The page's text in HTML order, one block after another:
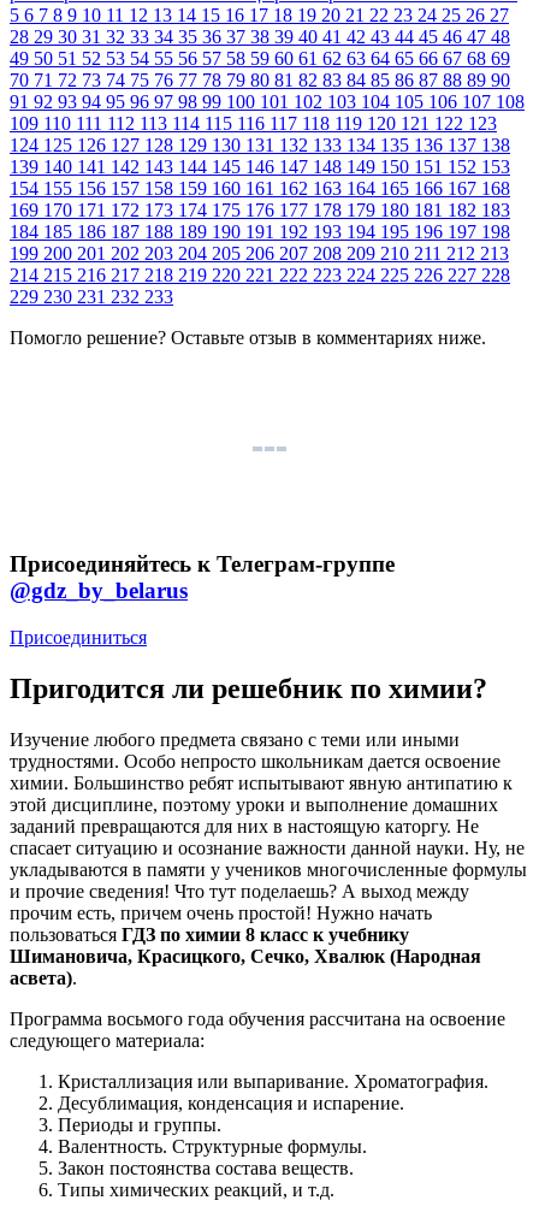
5 6 7 8 9 10 11 12 13 14 15 16 17 18 19 20 21 22 23 24 25 26 27
28 29 30 31 32 33 34 35 36 37 38 39 40 41 42 43 44 45 46 47 48
49 50 51 52 53 54 55 56 57 58 59 60 61 62 63 64 65 66 67 68 69
70 71 72 73 74 75 76 77 78 79 80 81 82 83 84 85 86 87 88 89 90
91 92 93 94 95 96 97 98 99 100 101 102 103 104 105 106 107 108
109 110 111 112 113 114 115 116 117 118 119 120 121 122 123
124 125 126 127 128 129 130 131 132 133 134 135 136 137 138
139 140 141 142 143 144 145 146 147 148 149 150 151 152 153
154 155 156 157 158 159 160 161 162 163 164 165 166 167 168
169 170 171 172 173 174 175 176 177 178 179 180 181 182 183
184 185 186 187 188 189 190 191 192 193 194 195 196 197 198
199 200 201 202 203 204 205 206 207 208 209 210 211 212 213
214 215 216 217 218 219 220 221 222 223 224 225 226 227 228
229 230 231 232 233
Помогло решение? Оставьте отзыв в комментариях ниже.
Присоединяйтесь к Телеграм-группе
@gdz_by_belarus
Присоединиться
Пригодится ли решебник по химии?
Изучение любого предмета связано с теми или иными
трудностями. Особо непросто школьникам дается освоение
химии. Большинство ребят испытывают явную антипатию к
этой дисциплине, поэтому уроки и выполнение домашних
заданий превращаются для них в настоящую каторгу. Не
спасает ситуацию и осознание важности данной науки. Ну, не
укладываются в памяти у учеников многочисленные формулы
и прочие сведения! Что тут поделаешь? А выход между
прочим есть, причем очень простой! Нужно начать
пользоваться ГДЗ по химии 8 класс к учебнику
Шимановича, Красицкого, Сечко, Хвалюк (Народная
асвета).
Программа восьмого года обучения рассчитана на освоение
следующего материала:
Кристаллизация или выпаривание. Хроматография.
Десублимация, конденсация и испарение.
Периоды и группы.
Валентность. Структурные формулы.
Закон постоянства состава веществ.
Типы химических реакций, и т.д.